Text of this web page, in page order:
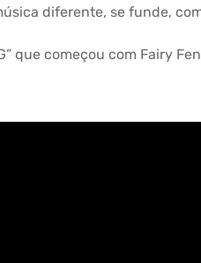
diferente, se funde,
que começou com Fairy